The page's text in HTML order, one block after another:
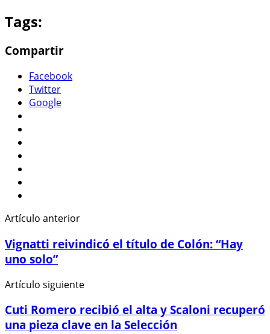
Tags:
Compartir
Facebook
Twitter
Google
Artículo anterior
Vignatti reivindicó el título de Colón: “Hay
uno solo”
Artículo siguiente
Cuti Romero recibió el alta y Scaloni recuperó
una pieza clave en la Selección